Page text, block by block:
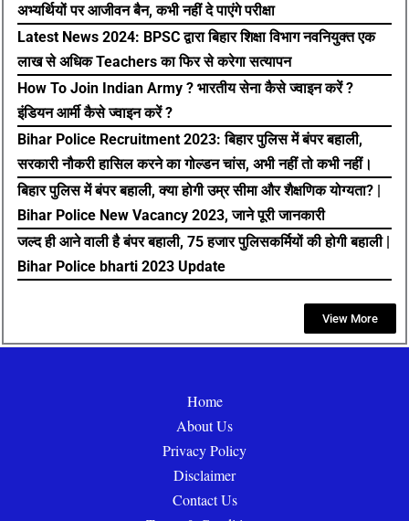
अभ्यर्थियों पर आजीवन बैन, कभी नहीं दे पाएंगे परीक्षा
Latest News 2024: BPSC द्वारा बिहार शिक्षा विभाग नवनियुक्त एक
लाख से अधिक Teachers का फिर से करेगा सत्यापन
How To Join Indian Army ? भारतीय सेना कैसे ज्वाइन करें ?
इंडियन आर्मी कैसे ज्वाइन करें ?
Bihar Police Recruitment 2023: बिहार पुलिस में बंपर बहाली,
सरकारी नौकरी हासिल करने का गोल्डन चांस, अभी नहीं तो कभी नहीं।
बिहार पुलिस में बंपर बहाली, क्या होगी उम्र सीमा और शैक्षणिक योग्यता? |
Bihar Police New Vacancy 2023, जाने पूरी जानकारी
जल्द ही आने वाली है बंपर बहाली, 75 हजार पुलिसकर्मियों की होगी बहाली |
Bihar Police bharti 2023 Update
View More
Home
About Us
Privacy Policy
Disclaimer
Contact Us